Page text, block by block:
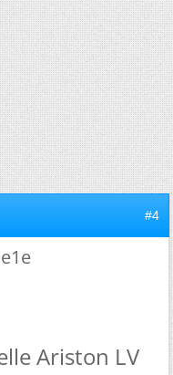
#4
Ariston LV